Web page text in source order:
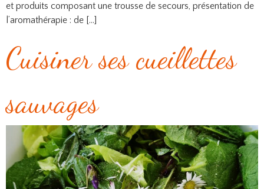
et produits composant une trousse de secours, présentation de
l’aromathérapie : de […]
Cuisiner ses cueillettes
sauvages